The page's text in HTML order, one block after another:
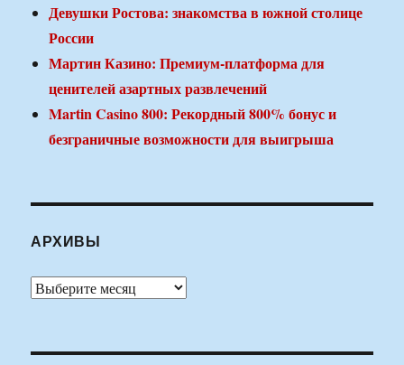
Девушки Ростова: знакомства в южной столице
России
Мартин Казино: Премиум-платформа для
ценителей азартных развлечений
Martin Casino 800: Рекордный 800% бонус и
безграничные возможности для выигрыша
АРХИВЫ
Архивы